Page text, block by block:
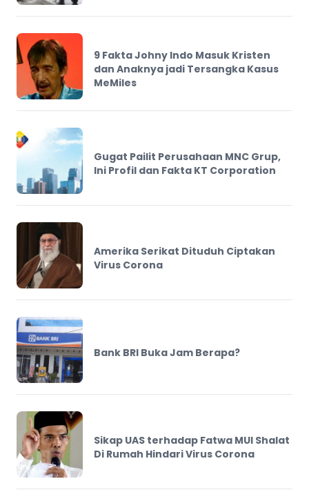
9 Fakta Johny Indo Masuk Kristen
dan Anaknya jadi Tersangka Kasus
MeMiles
Gugat Pailit Perusahaan MNC Grup,
Ini Profil dan Fakta KT Corporation
Amerika Serikat Dituduh Ciptakan
Virus Corona
Bank BRI Buka Jam Berapa?
Sikap UAS terhadap Fatwa MUI Shalat
Di Rumah Hindari Virus Corona